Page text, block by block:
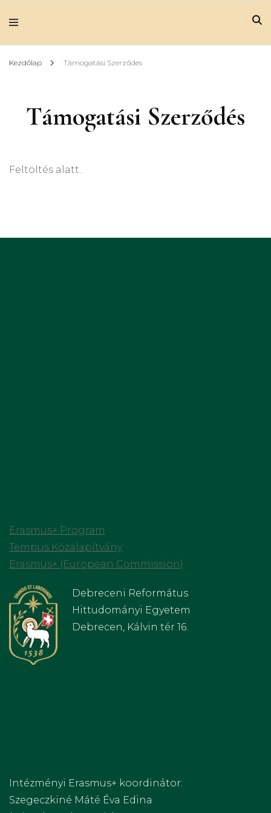
Kezdőlap Támogatási Szerződés
Támogatási Szerződés
Feltöltés alatt..
Erasmus+ Program
Tempus Közalapítvány
Erasmus+ (European Commission)
Debreceni Református
Hittudományi Egyetem
Debrecen, Kálvin tér 16.
Intézményi Erasmus+ koordinátor:
Szegeczkiné Máté Éva Edina